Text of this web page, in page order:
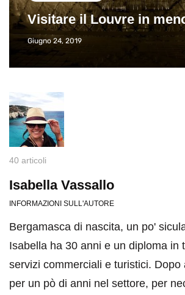
Visitare il Louvre in
Giugno 24, 2019
40 articoli
Isabella Vassallo
INFORMAZIONI SULL'AUTORE
Bergamasca di nascita, un po'
Isabella ha 30 anni e un diploma in
servizi commerciali e turistici. Dopo
per un pò di anni nel settore, per